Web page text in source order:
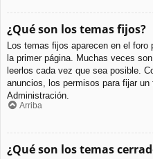
¿Qué son los temas fijos?
Los temas fijos aparecen en el
la primer página. Muchas veces
leerlos cada vez que sea posible.
anuncios, los permisos para fijar
Administración.
Arriba
¿Qué son los temas